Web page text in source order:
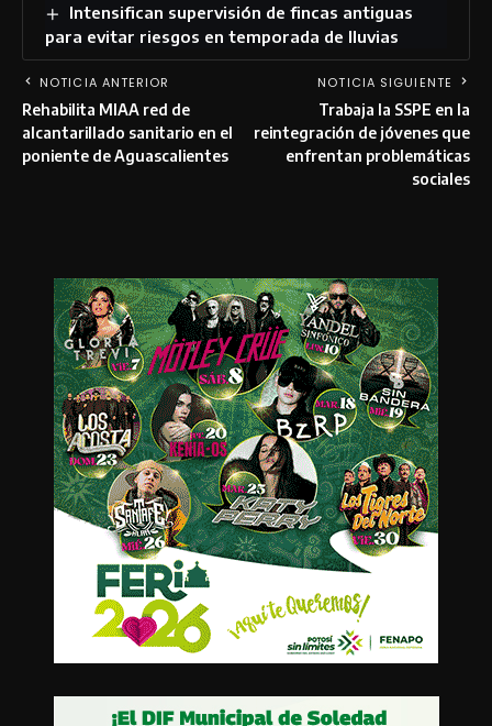
Intensifican supervisión de fincas antiguas
para evitar riesgos en temporada de lluvias
NOTICIA ANTERIOR
Rehabilita MIAA red de
alcantarillado sanitario en el
poniente de Aguascalientes
NOTICIA SIGUIENTE
Trabaja la SSPE en la
reintegración de jóvenes que
enfrentan problemáticas
sociales